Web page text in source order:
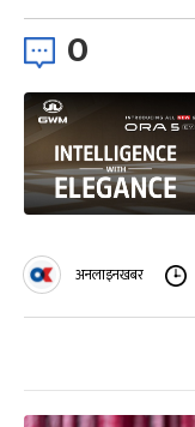
0
अनलाइनखबर